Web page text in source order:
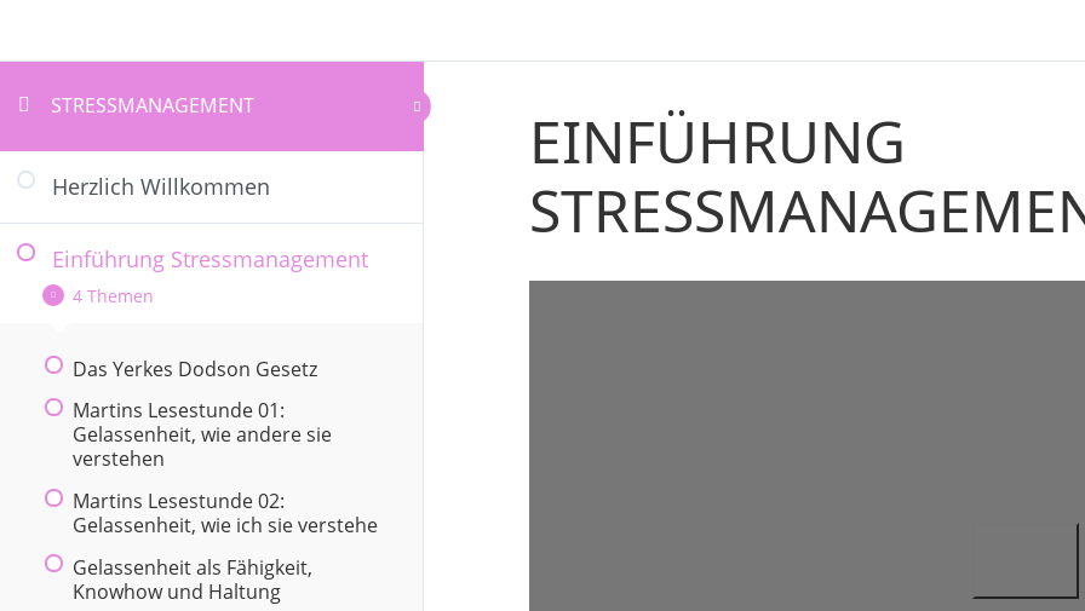
STRESSMANAGEMENT
Herzlich Willkommen
Einführung Stressmanagement
4 Themen
Das Yerkes Dodson Gesetz
Martins Lesestunde 01:
Gelassenheit, wie andere sie
verstehen
Martins Lesestunde 02:
Gelassenheit, wie ich sie verstehe
Gelassenheit als Fähigkeit,
Knowhow und Haltung
EINFÜHRUNG